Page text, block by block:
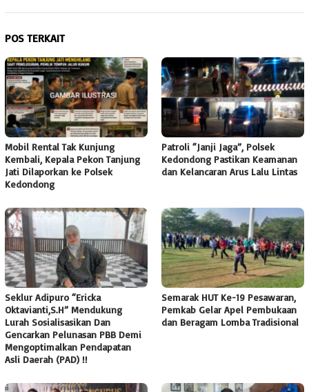
POS TERKAIT
Mobil Rental Tak Kunjung
Kembali, Kepala Pekon Tanjung
Jati Dilaporkan ke Polsek
Kedondong
Patroli “Janji Jaga”, Polsek
Kedondong Pastikan Keamanan
dan Kelancaran Arus Lalu Lintas
Seklur Adipuro “Ericka
Oktavianti,S.H” Mendukung
Lurah Sosialisasikan Dan
Gencarkan Pelunasan PBB Demi
Mengoptimalkan Pendapatan
Asli Daerah (PAD) !!
Semarak HUT Ke-19 Pesawaran,
Pemkab Gelar Apel Pembukaan
dan Beragam Lomba Tradisional